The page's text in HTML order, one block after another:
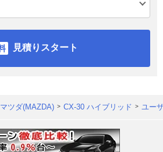
見積りスタート
マツダ(MAZDA) CX-30 ハイブリッド ユー